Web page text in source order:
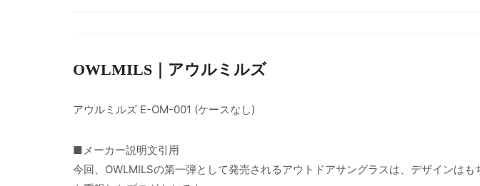
OWLMILS｜アウルミルズ
アウルミルズ E-OM-001 (ケースなし)
■メーカー説明文引用
今回、OWLMILSの第一弾として発売されるアウトドアサングラスは、デザインは